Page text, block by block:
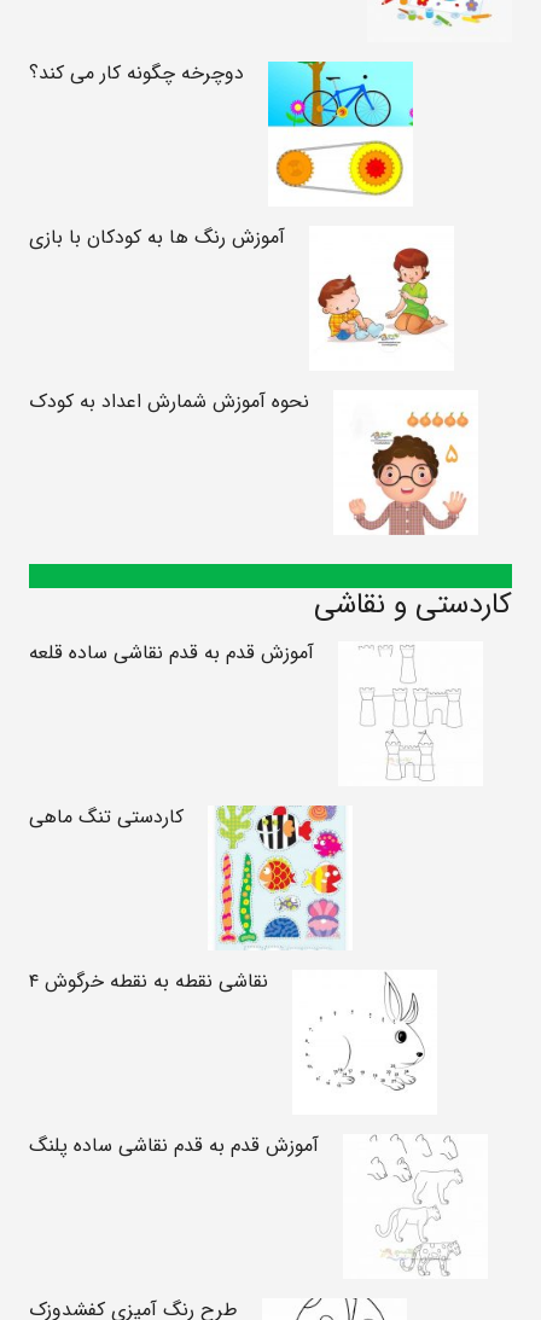
دوچرخه چگونه کار می کند؟
آموزش رنگ ها به کودکان با بازی
نحوه آموزش شمارش اعداد به کودک
کاردستی و نقاشی
آموزش قدم به قدم نقاشی ساده قلعه
کاردستی تنگ ماهی
نقاشی نقطه به نقطه خرگوش ۴
آموزش قدم به قدم نقاشی ساده پلنگ
طرح رنگ آمیزی کفشدوزک